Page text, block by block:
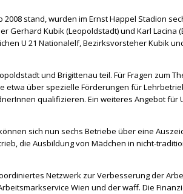
stand, wurden im Ernst Happel Stadion
Kubik (Leopoldstadt) und Karl Lacina
U 21 Nationalelf, Bezirksvorsteher Kubik
und Brigittenau teil. Für Fragen zum
etwa über spezielle Förderungen für
qualifizieren. Ein weiteres Angebot
sich nun sechs Betriebe über eine
die Ausbildung von Mädchen in nicht-
Netzwerk zur Verbesserung der
Wien und der waff. Die